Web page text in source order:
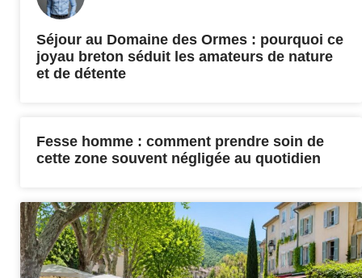
Séjour au Domaine des Ormes : pourquoi ce
joyau breton séduit les amateurs de nature
et de détente
Fesse homme : comment prendre soin de
cette zone souvent négligée au quotidien